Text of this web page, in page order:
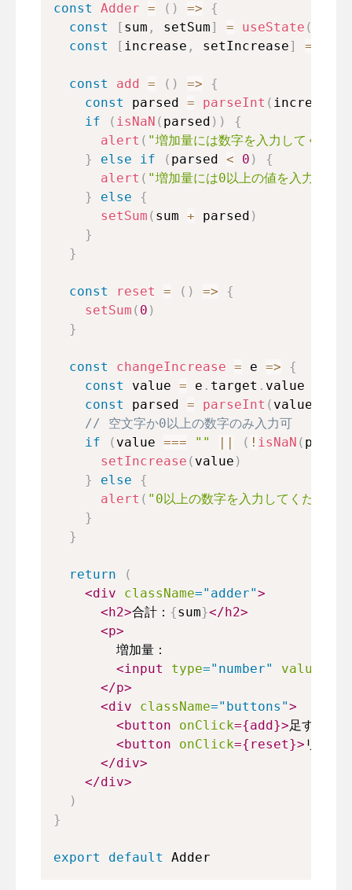
const Adder = ( ) =>
{
const
[ sum , setSum] = useState (
const
[ increase , setIncrease] =
const add = ( ) =>
{
const
parsed = parseInt ( increase
if
( isNaN ( parsed ) )
{
alert ( "増加量には数字を入力してくださ
}
else if ( parsed < 0 )
{
alert ( "増加量には0以上の値を入力して
}
else
{
setSum ( sum + parsed )
}
}
const reset = ( ) =>
{
setSum ( 0 )
}
const changeIncrease = e =>
{
const
value = e . target . value
const
parsed = parseInt ( value
// 空文字か0以上の数字のみ入力可
if
( value === "" ( ! isNaN ( parsed
setIncrease ( value )
}
else
{
alert ( "0以上の数字を入力してください"
}
}
return
(
<div className=" adder">
< h2>合計： {sum}</ h2>
<p>
        増加量：
<input type=" number" value
</p>
<div className=" buttons ">
< button onClick={add }>足す
< button onClick={ reset}> リセッ
</div>
</div>
)
}
export default Adder